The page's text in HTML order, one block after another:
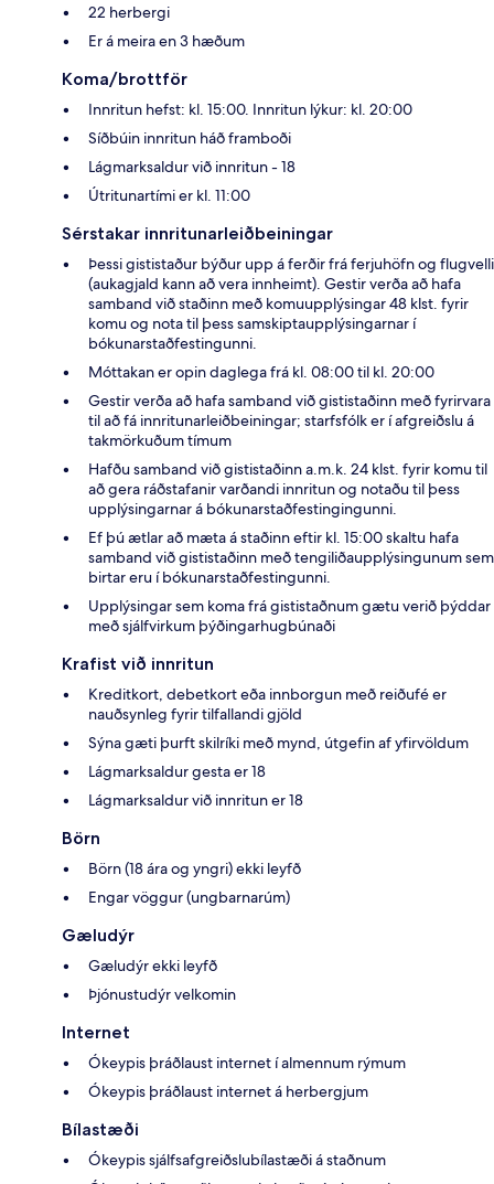
22 herbergi
Er á meira en 3 hæðum
Koma/brottför
Innritun hefst: kl. 15:00. Innritun lýkur: kl. 20:00
Síðbúin innritun háð framboði
Lágmarksaldur við innritun - 18
Útritunartími er kl. 11:00
Sérstakar innritunarleiðbeiningar
Þessi gististaður býður upp á ferðir frá ferjuhöfn og flugvelli
(aukagjald kann að vera innheimt). Gestir verða að hafa
samband við staðinn með komuupplýsingar 48 klst. fyrir
komu og nota til þess samskiptaupplýsingarnar í
bókunarstaðfestingunni.
Móttakan er opin daglega frá kl. 08:00 til kl. 20:00
Gestir verða að hafa samband við gististaðinn með fyrirvara
til að fá innritunarleiðbeiningar; starfsfólk er í afgreiðslu á
takmörkuðum tímum
Hafðu samband við gististaðinn a.m.k. 24 klst. fyrir komu til
að gera ráðstafanir varðandi innritun og notaðu til þess
upplýsingarnar á bókunarstaðfestingingunni.
Ef þú ætlar að mæta á staðinn eftir kl. 15:00 skaltu hafa
samband við gististaðinn með tengiliðaupplýsingunum sem
birtar eru í bókunarstaðfestingunni.
Upplýsingar sem koma frá gististaðnum gætu verið þýddar
með sjálfvirkum þýðingarhugbúnaði
Krafist við innritun
Kreditkort, debetkort eða innborgun með reiðufé er
nauðsynleg fyrir tilfallandi gjöld
Sýna gæti þurft skilríki með mynd, útgefin af yfirvöldum
Lágmarksaldur gesta er 18
Lágmarksaldur við innritun er 18
Börn
Börn (18 ára og yngri) ekki leyfð
Engar vöggur (ungbarnarúm)
Gæludýr
Gæludýr ekki leyfð
Þjónustudýr velkomin
Internet
Ókeypis þráðlaust internet í almennum rýmum
Ókeypis þráðlaust internet á herbergjum
Bílastæði
Ókeypis sjálfsafgreiðslubílastæði á staðnum